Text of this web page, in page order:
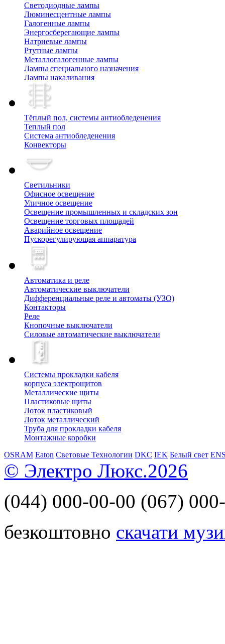
Cветодиодные лампы
Люминесцентные лампы
Галогенные лампы
Энергосберегающие лампы
Натриевые лампы
Ртутные лампы
Металлогалогенные лампы
Лампы специального назначения
Лампы накаливания
Тёплый пол, cистемы антиобледенения
Теплый пол
Система антиобледенения
Конвекторы
Светильники
Офисное освещение
Уличное освещение
Освещение промышленных и складских зон
Освещение торговых площадей
Аварийное освещение
Пускорегулирующая аппаратура
Автоматика и реле
Автоматические выключатели
Дифференциальные реле и автоматы (УЗО)
Контакторы
Реле
Кнопочные выключатели
Силовые автоматические выключатели
Системы прокладки кабеля
корпуса электрощитов
Металлические щиты
Пластиковые щиты
Лоток пластиковый
Лоток металлический
Труба для прокладки кабеля
Монтажные коробки
OSRAM Eaton Световые Технологии DKC IEK Белый свет
© Электро Люкс.2026
(044) 000-00-00 (067)
безкоштовно скачати